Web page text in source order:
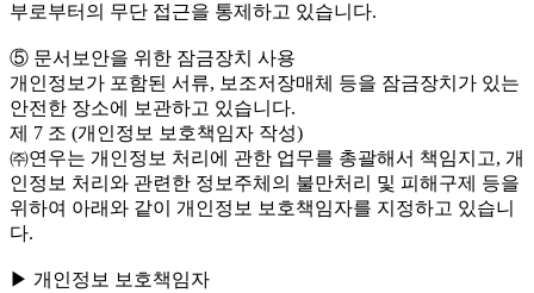
부로부터의 무단 접근을 통제하고 있습니다.
⑤ 문서보안을 위한 잠금장치 사용
개인정보가 포함된 서류, 보조저장매체 등을 잠금장치가 있는
안전한 장소에 보관하고 있습니다.
제 7 조 (개인정보 보호책임자 작성)
㈜연우는 개인정보 처리에 관한 업무를 총괄해서 책임지고, 개
인정보 처리와 관련한 정보주체의 불만처리 및 피해구제 등을
위하여 아래와 같이 개인정보 보호책임자를 지정하고 있습니
다.
▶ 개인정보 보호책임자